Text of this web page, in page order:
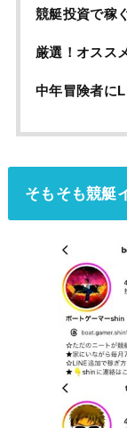
競艇投資で稼
厳選！オスス
中年冒険者に
そもそも競艇